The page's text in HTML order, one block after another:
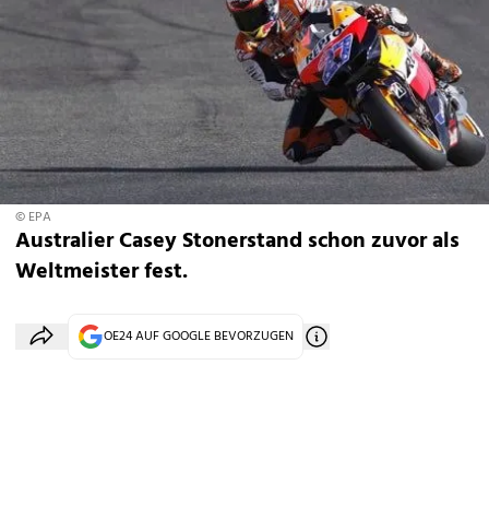
© EPA
Australier Casey Stonerstand schon zuvor als
Weltmeister fest.
OE24 AUF GOOGLE BEVORZUGEN